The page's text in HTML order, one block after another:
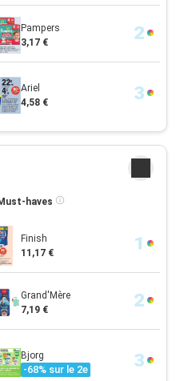
Pampers
3,17 €
Ariel
4,58 €
haves
Finish
11,17 €
Grand'Mère
7,19 €
Bjorg
-68% sur le 2e